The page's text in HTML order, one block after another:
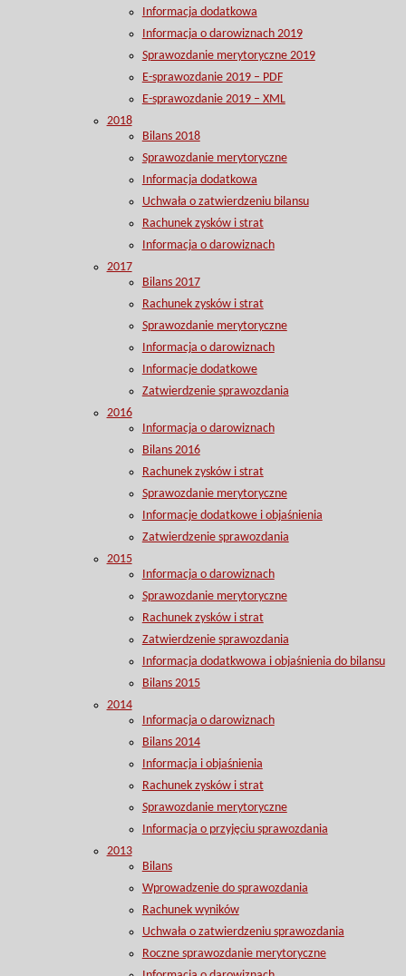
Informacja dodatkowa
Informacja o darowiznach 2019
Sprawozdanie merytoryczne 2019
E-sprawozdanie 2019 – PDF
E-sprawozdanie 2019 – XML
2018
Bilans 2018
Sprawozdanie merytoryczne
Informacja dodatkowa
Uchwała o zatwierdzeniu bilansu
Rachunek zysków i strat
Informacja o darowiznach
2017
Bilans 2017
Rachunek zysków i strat
Sprawozdanie merytoryczne
Informacja o darowiznach
Informacje dodatkowe
Zatwierdzenie sprawozdania
2016
Informacja o darowiznach
Bilans 2016
Rachunek zysków i strat
Sprawozdanie merytoryczne
Informacje dodatkowe i objaśnienia
Zatwierdzenie sprawozdania
2015
Informacja o darowiznach
Sprawozdanie merytoryczne
Rachunek zysków i strat
Zatwierdzenie sprawozdania
Informacja dodatkwowa i objaśnienia do bilansu
Bilans 2015
2014
Informacja o darowiznach
Bilans 2014
Informacja i objaśnienia
Rachunek zysków i strat
Sprawozdanie merytoryczne
Informacja o przyjęciu sprawozdania
2013
Bilans
Wprowadzenie do sprawozdania
Rachunek wyników
Uchwała o zatwierdzeniu sprawozdania
Roczne sprawozdanie merytoryczne